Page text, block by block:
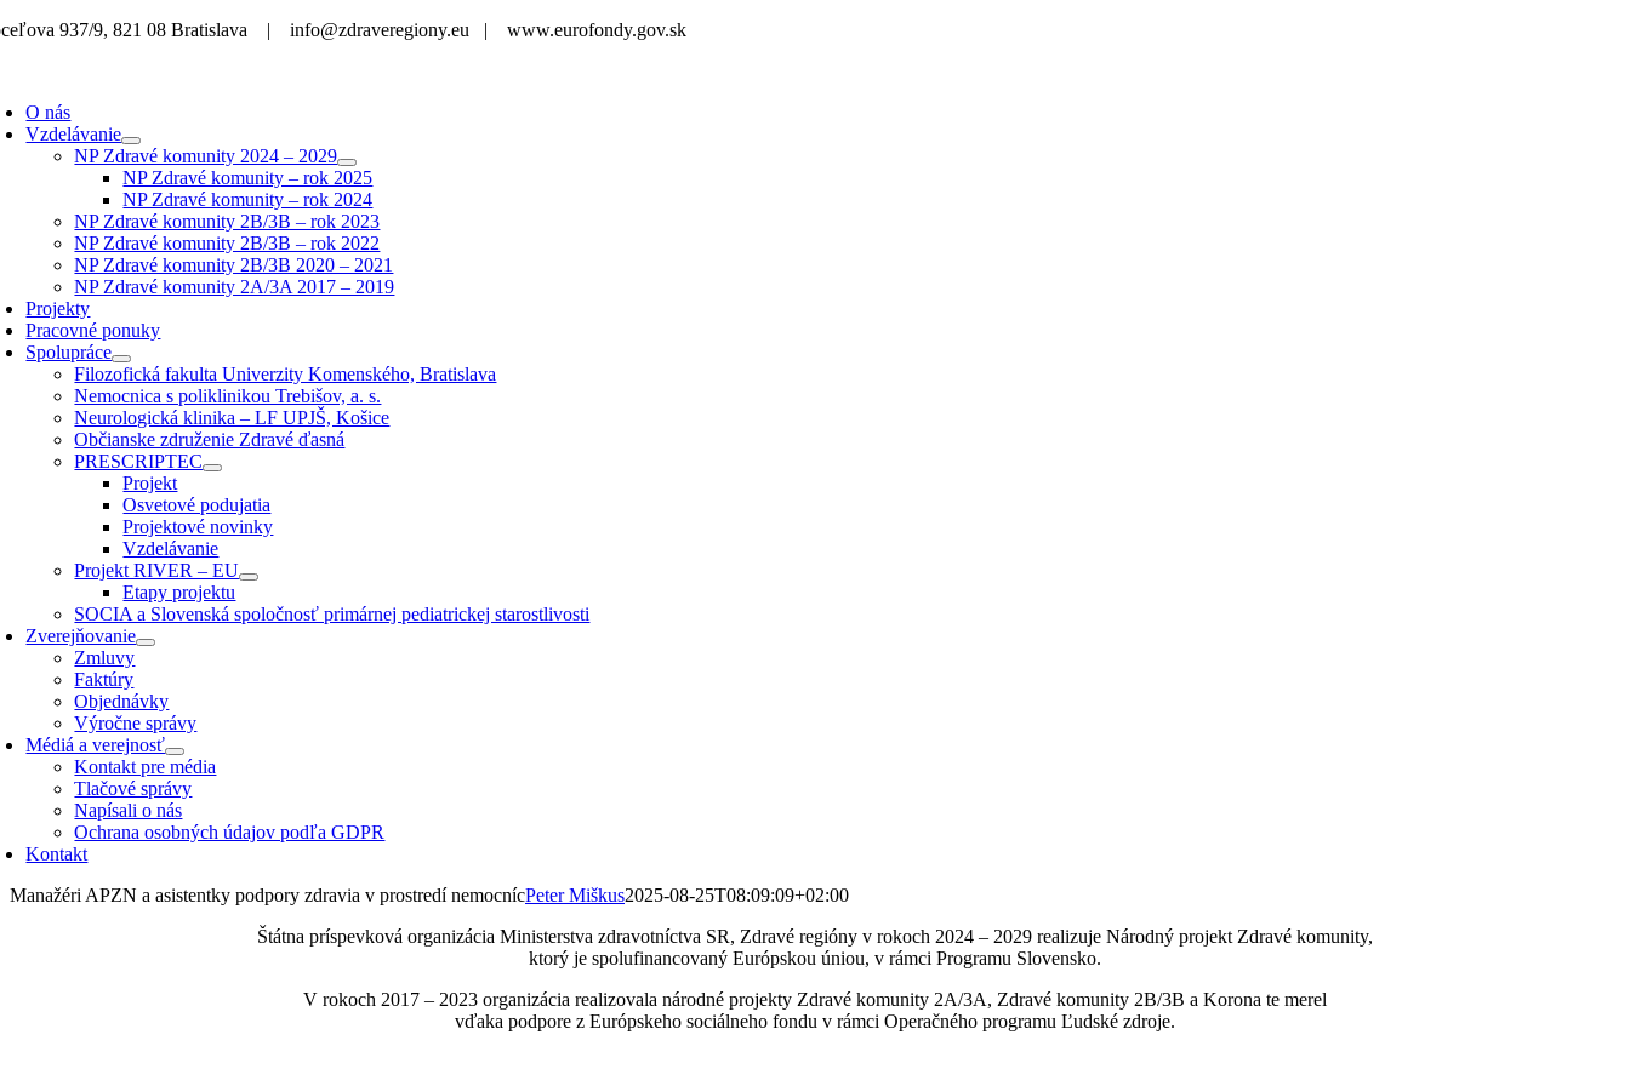
Skip
937/9, 821 08 Bratislava | info@zdraveregiony.eu | www.eurofondy.gov.sk
O nás
Vzdelávanie
NP Zdravé komunity 2024 – 2029
NP Zdravé komunity – rok 2025
NP Zdravé komunity – rok 2024
NP Zdravé komunity 2B/3B – rok 2023
NP Zdravé komunity 2B/3B – rok 2022
NP Zdravé komunity 2B/3B 2020 – 2021
NP Zdravé komunity 2A/3A 2017 – 2019
Projekty
Pracovné ponuky
Spolupráce
Filozofická fakulta Univerzity Komenského, Bratislava
Nemocnica s poliklinikou Trebišov, a. s.
Neurologická klinika – LF UPJŠ, Košice
Občianske združenie Zdravé ďasná
PRESCRIPTEC
Projekt
Osvetové podujatia
Projektové novinky
Vzdelávanie
Projekt RIVER – EU
Etapy projektu
SOCIA a Slovenská spoločnosť primárnej pediatrickej starostlivosti
Zverejňovanie
Zmluvy
Faktúry
Objednávky
Výročne správy
Médiá a verejnosť
Kontakt pre média
Tlačové správy
Napísali o nás
Ochrana osobných údajov podľa GDPR
Kontakt
Manažéri APZN a asistentky podpory zdravia v prostredí nemocnícPeter Miškus2025-08-25T08:09:09+02:00
Štátna príspevková organizácia Ministerstva zdravotníctva SR, Zdravé regióny v rokoch 2024 – 2029 realizuje Národný projekt Zdravé komunity,
ktorý je spolufinancovaný Európskou úniou, v rámci Programu Slovensko.
V rokoch 2017 – 2023 organizácia realizovala národné projekty Zdravé komunity 2A/3A, Zdravé komunity 2B/3B a Korona te merel
vďaka podpore z Európskeho sociálneho fondu v rámci Operačného programu Ľudské zdroje.